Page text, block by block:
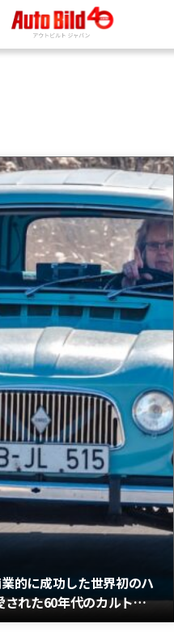
的に成功した世界初のハ
れた60年代のカルトカ
生物語